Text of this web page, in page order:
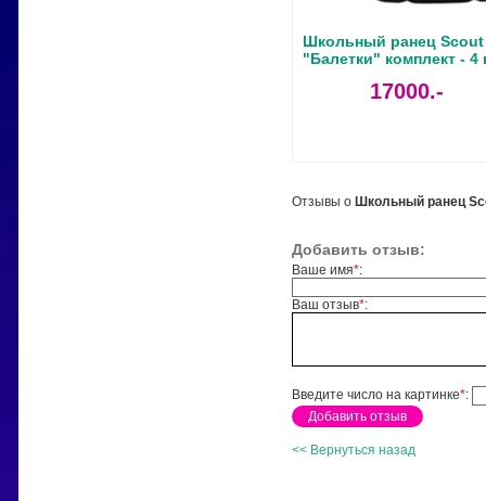
Школьный ранец Scout
"Балетки" комплект - 4
17000.-
Отзывы о Школьный ранец
Добавить отзыв:
Ваше имя*:
Ваш отзыв*:
Введите число на картинке*:
<< Вернуться назад